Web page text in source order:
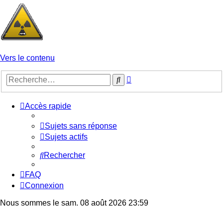
Vers le contenu
Rechercher
Accès rapide
Sujets sans réponse
Sujets actifs
Rechercher
FAQ
Connexion
Nous sommes le sam. 08 août 2026 23:59